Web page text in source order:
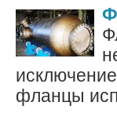
фланцы